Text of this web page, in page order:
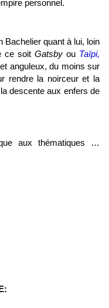
personnel.
Bachelier quant à lui, loin
ce soit Gatsby ou Taïpi,
anguleux, du moins sur
rendre la noirceur et la
descente aux enfers de
aux thématiques …